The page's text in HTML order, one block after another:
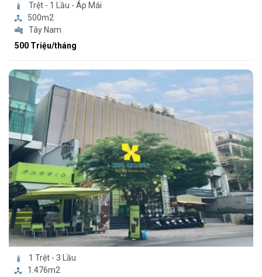
Trệt - 1 Lầu - Áp Mái
500m2
Tây Nam
500 Triệu/tháng
1 Trệt - 3 Lầu
1.476m2